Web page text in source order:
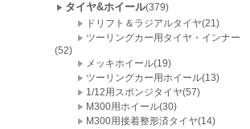
タイヤ&ホイール(379)
ドリフト＆ラジアルタイヤ(21)
ツーリングカー用タイヤ・インナー
(52)
メッキホイール(19)
ツーリングカー用ホイール(13)
1/12用スポンジタイヤ(57)
M300用ホイール(30)
M300用接着整形済タイヤ(14)